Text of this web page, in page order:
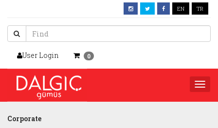
TR
EN
User Login 0
Corporate